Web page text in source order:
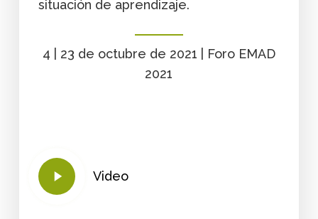
situación de aprendizaje.
4 | 23 de octubre de 2021 | Foro EMAD
2021
Play
Video
Video